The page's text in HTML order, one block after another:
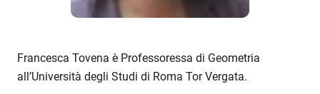
Francesca Tovena è Professoressa di Geometria
all’Università degli Studi di Roma Tor Vergata.